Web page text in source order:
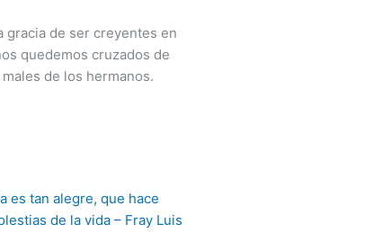
gracia de ser creyentes en
quedemos cruzados de
de los hermanos.